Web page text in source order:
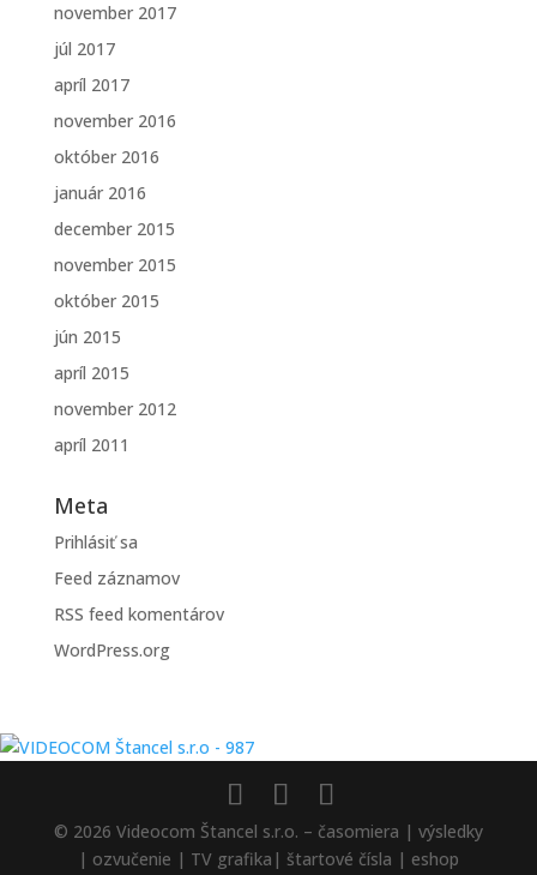
november 2017
júl 2017
apríl 2017
november 2016
október 2016
január 2016
december 2015
november 2015
október 2015
jún 2015
apríl 2015
november 2012
apríl 2011
Meta
Prihlásiť sa
Feed záznamov
RSS feed komentárov
WordPress.org
© 2026 Videocom Štancel s.r.o. – časomiera | výsledky
| ozvučenie | TV grafika| štartové čísla | eshop